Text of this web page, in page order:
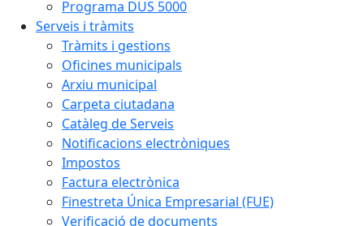
Programa DUS 5000
Serveis i tràmits
Tràmits i gestions
Oficines municipals
Arxiu municipal
Carpeta ciutadana
Catàleg de Serveis
Notificacions electròniques
Impostos
Factura electrònica
Finestreta Única Empresarial (FUE)
Verificació de documents